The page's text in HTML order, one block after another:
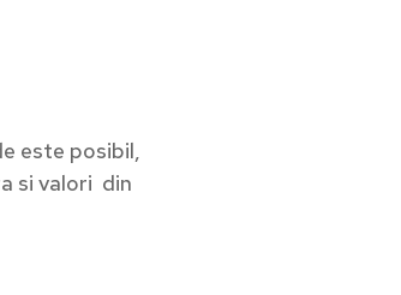
este posibil,
si valori din